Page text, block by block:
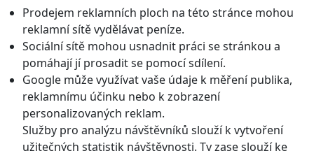
reklamní sítě vydělávat peníze.
Sociální sítě mohou usnadnit práci se stránkou a
pomáhají jí prosadit se pomocí sdílení.
Google může využívat vaše údaje k měření publika,
reklamnímu účinku nebo k zobrazení
personalizovaných reklam.
Služby pro analýzu návštěvníků slouží k vytvoření
užitečných statistik návštěvnosti. Ty zase slouží ke
zlepšení stránky.